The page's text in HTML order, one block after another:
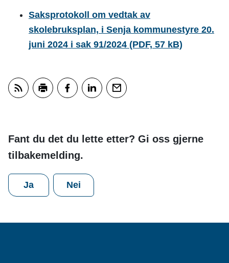
Saksprotokoll om vedtak av
skolebruksplan, i Senja kommunestyre 20.
juni 2024 i sak 91/2024 (PDF, 57 kB)
Fant du det du lette etter? Gi oss gjerne
tilbakemelding.
Ja Nei